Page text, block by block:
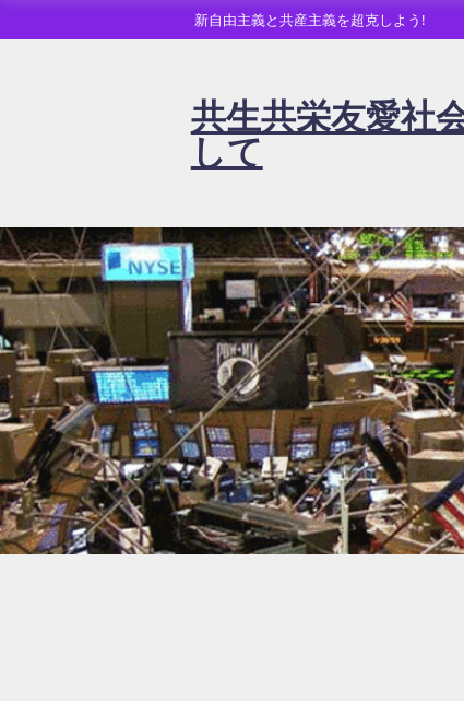
新自由主義と共産主義を超克しよう!
共生共栄友愛社
して